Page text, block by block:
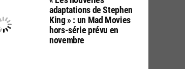
adaptations de Stephen
King » : un Mad Movies
hors-série prévu en
novembre